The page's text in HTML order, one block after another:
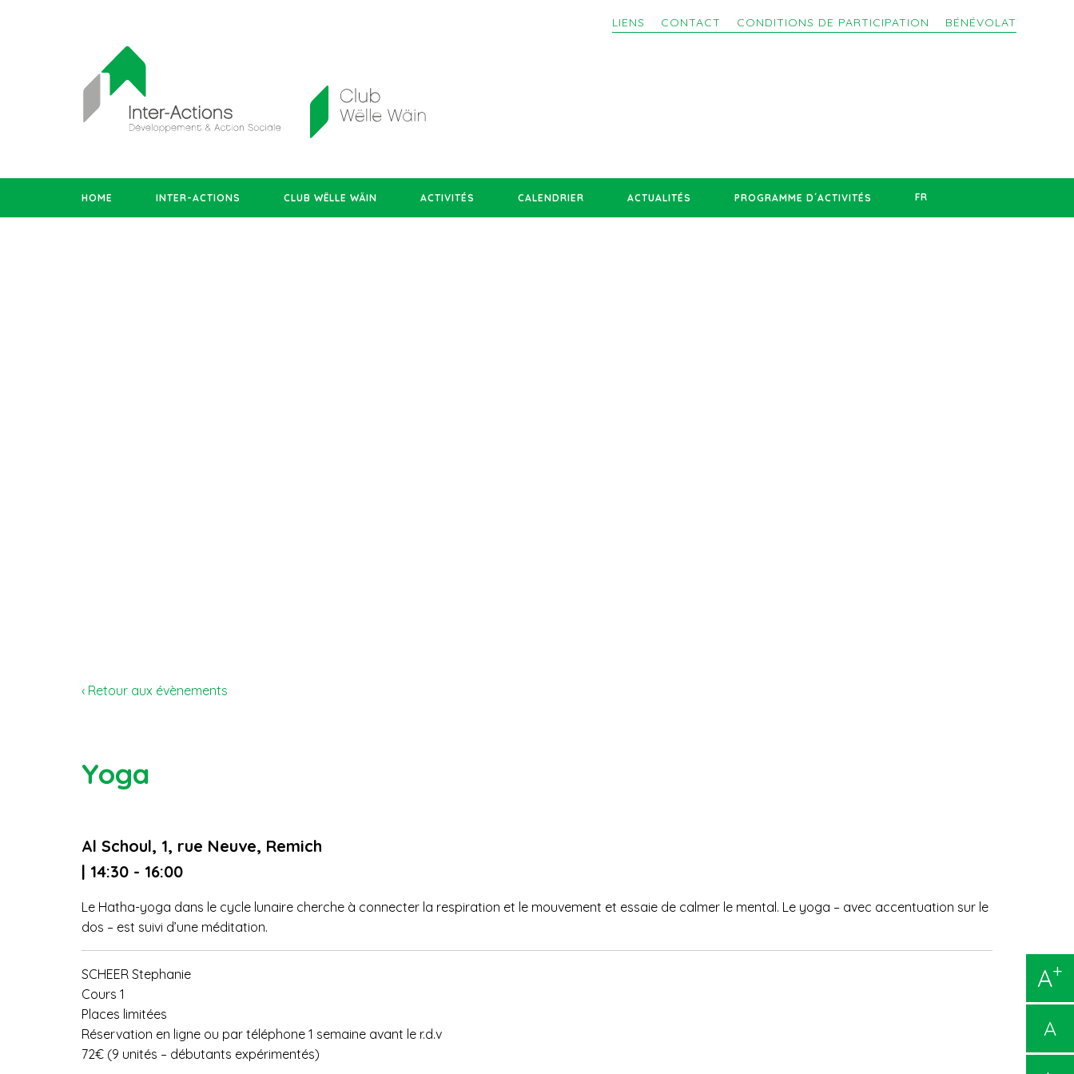
LIENS CONTACT CONDITIONS DE PARTICIPATION BÉNÉVOLAT
HOME INTER-ACTIONS CLUB WËLLE WÄIN ACTIVITÉS CALENDRIER ACTUALITÉS PROGRAMME D´ACTIVITÉS FR
A+
A
‹ Retour aux évènements
Yoga
Al Schoul, 1, rue Neuve, Remich
| 14:30 - 16:00
Le Hatha-yoga dans le cycle lunaire cherche à connecter la respiration et le mouvement et essaie de calmer le mental. Le yoga – avec accentuation sur le
dos – est suivi d’une méditation.
SCHEER Stephanie
Cours 1
Places limitées
Réservation en ligne ou par téléphone 1 semaine avant le r.d.v
72€ (9 unités – débutants expérimentés)